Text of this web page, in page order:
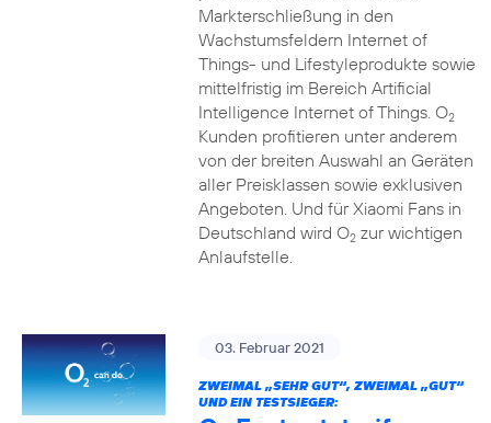
Markterschließung in den
Wachstumsfeldern Internet of
Things- und Lifestyleprodukte sowie
mittelfristig im Bereich Artificial
Intelligence Internet of Things. O2
Kunden profitieren unter anderem
von der breiten Auswahl an Geräten
aller Preisklassen sowie exklusiven
Angeboten. Und für Xiaomi Fans in
Deutschland wird O2zur wichtigen
Anlaufstelle.
03. Februar 2021
ZWEIMAL „SEHR GUT“, ZWEIMAL „GUT“
UND EIN TESTSIEGER: